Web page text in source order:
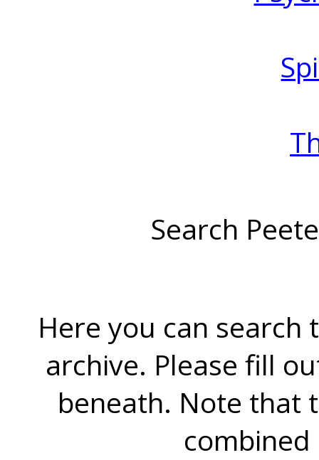
Search
Here you can search
archive. Please fill
beneath. Note that
combined